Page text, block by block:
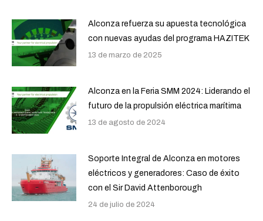
Alconza refuerza su apuesta tecnológica
con nuevas ayudas del programa HAZITEK
13 de marzo de 2025
Alconza en la Feria SMM 2024: Liderando el
futuro de la propulsión eléctrica marítima
13 de agosto de 2024
Soporte Integral de Alconza en motores
eléctricos y generadores: Caso de éxito
con el Sir David Attenborough
24 de julio de 2024